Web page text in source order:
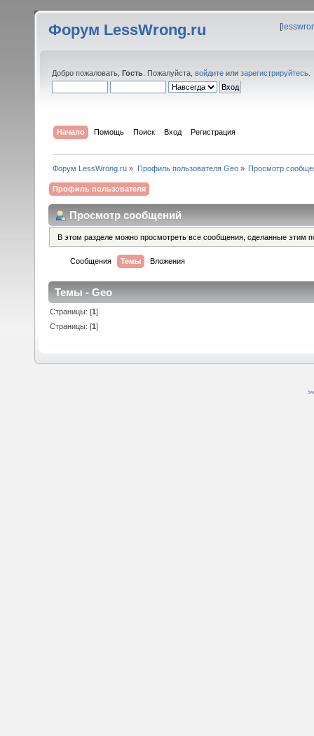
Форум LessWrong.ru [
Добро пожаловать, Гость . Пожалуйста, войдите или зарегистрируйтесь
Начало Помощь Поиск Вход Регистрация
Форум LessWrong.ru » Профиль пользователя Geo» Просмотр
Профиль пользователя
Просмотр сообщений
В этом разделе можно просмотреть все сообщения, сделанные этим
Сообщения Темы Вложения
Темы - Geo
Страницы: [1]
Страницы: [1]